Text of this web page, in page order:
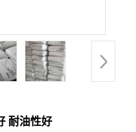
耐油性好